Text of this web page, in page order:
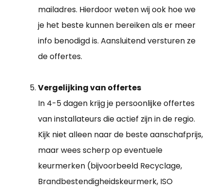
mailadres. Hierdoor weten wij ook hoe we
je het beste kunnen bereiken als er meer
info benodigd is. Aansluitend versturen ze
de offertes.
Vergelijking van offertes
In 4-5 dagen krijg je persoonlijke offertes
van installateurs die actief zijn in de regio.
Kijk niet alleen naar de beste aanschafprijs,
maar wees scherp op eventuele
keurmerken (bijvoorbeeld Recyclage,
Brandbestendigheidskeurmerk, ISO